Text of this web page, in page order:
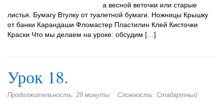
а весной веточки или старые
листья. Бумагу Втулку от туалетной бумаги. Ножницы Крышку
от банки Карандаши Фломастер Пластилин Клей Кисточки
Краски Что мы делаем на уроке: обсудим […]
Урок 18.
Продолжительность: 29 минуты Сложность: Стадартный